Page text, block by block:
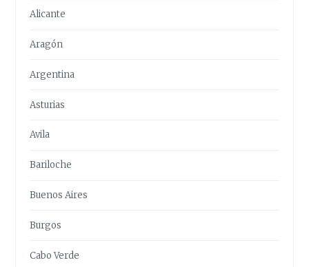
Alicante
Aragón
Argentina
Asturias
Avila
Bariloche
Buenos Aires
Burgos
Cabo Verde